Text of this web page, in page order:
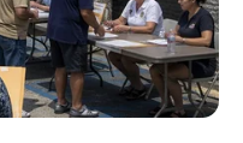
ด้ ความรักเน้นเป็นพ่อสื่อ
ยมากกว่า คนโสดยังมี
วามสัมพันธ์ค่อยเป็นค่อย
ให้ดี อาจมีน้อยใจกันได้